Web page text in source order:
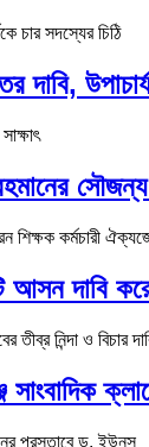
দাবি,
সৌজন্য
আসন দাবি